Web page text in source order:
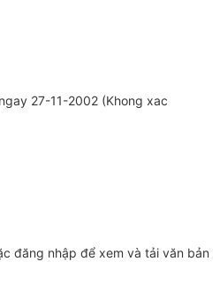
27-11-2002 (Khong xac
đăng nhập để xem và tải văn bản